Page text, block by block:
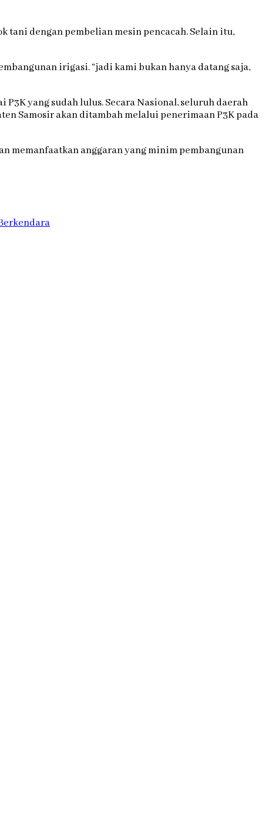
tani dengan pembelian mesin pencacah. Selain itu,
irigasi. “jadi kami bukan hanya datang saja,
yang sudah lulus. Secara Nasional, seluruh daerah
Samosir akan ditambah melalui penerimaan P3K pada
memanfaatkan anggaran yang minim pembangunan